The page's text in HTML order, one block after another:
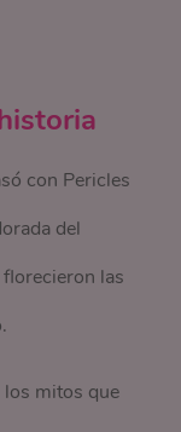
con Pericles
del
las
los mitos que